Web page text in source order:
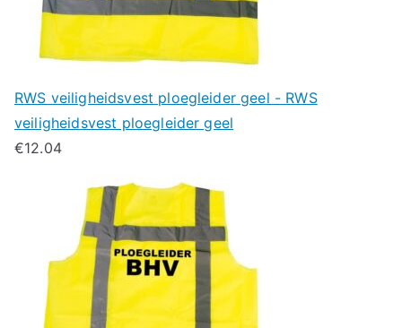
RWS veiligheidsvest ploegleider geel - RWS
veiligheidsvest ploegleider geel
€12.04